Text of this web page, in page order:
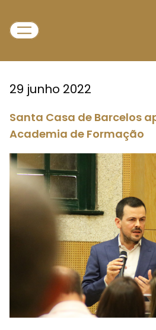
29 junho 2022
Santa Casa de Barcelos
Academia de Formação